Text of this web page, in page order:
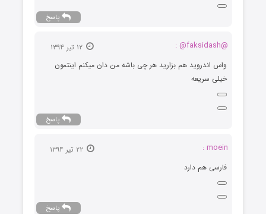
پاسخ
@faksidash@ :
واس اندروید هم بزارید هر چی باشه من دان میکنم اینتمون
خیلی سریعه
پاسخ
moein :
فارسی هم دارد
پاسخ